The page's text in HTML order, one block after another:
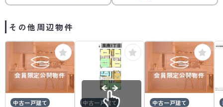
その他周辺物件
会員限定公開物件
中古一戸建て 中古一戸建て
会員限定公開物件
中古一戸建て